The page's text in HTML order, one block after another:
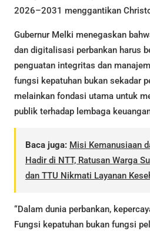
2026–2031 menggantikan
Gubernur Melki menegaskan
dan digitalisasi perbankan harus
penguatan integritas dan
fungsi kepatuhan bukan sekadar
melainkan fondasi utama untuk
publik terhadap lembaga
Baca juga: Misi Kemanusiaan
Hadir di NTT, Ratusan Warga
dan TTU Nikmati Layanan
“Dalam dunia perbankan,
Fungsi kepatuhan bukan fungsi